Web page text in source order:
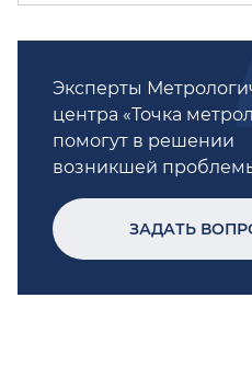
Эксперты
центра «Точка
помогут в решении
возникшей
ЗАДАТЬ